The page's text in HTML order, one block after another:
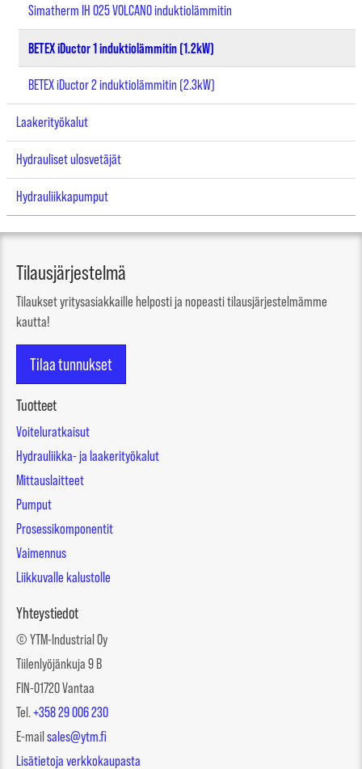
Simatherm IH 025 VOLCANO induktiolämmitin
BETEX iDuctor 1 induktiolämmitin (1.2kW)
BETEX iDuctor 2 induktiolämmitin (2.3kW)
Laakerityökalut
Hydrauliset ulosvetäjät
Hydrauliikkapumput
Tilausjärjestelmä
Tilaukset yritysasiakkaille helposti ja nopeasti tilausjärjestelmämme
kautta!
Tilaa tunnukset
Tuotteet
Voiteluratkaisut
Hydrauliikka- ja laakerityökalut
Mittauslaitteet
Pumput
Prosessikomponentit
Vaimennus
Liikkuvalle kalustolle
Yhteystiedot
© YTM-Industrial Oy
Tiilenlyöjänkuja 9 B
FIN-01720 Vantaa
Tel.+358 29 006 230
E-mail sales@ytm.fi
Lisätietoja verkkokaupasta